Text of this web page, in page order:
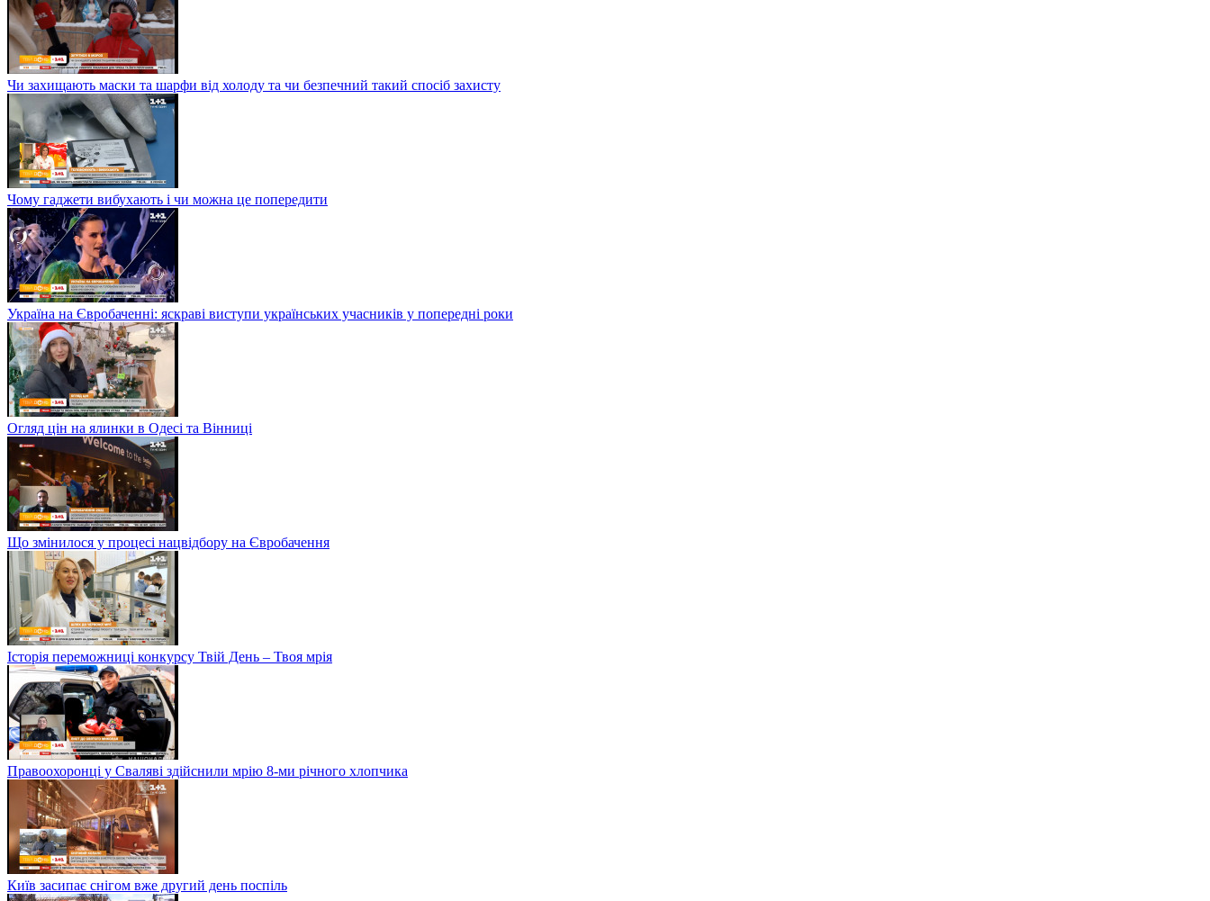
Чи захищають маски та шарфи від холоду та чи безпечний такий спосіб захисту
Чому гаджети вибухають і чи можна це попередити
Україна на Євробаченні: яскраві виступи українських учасників у попередні роки
Огляд цін на ялинки в Одесі та Вінниці
Що змінилося у процесі нацвідбору на Євробачення
Історія переможниці конкурсу Твій День – Твоя мрія
Правоохоронці у Сваляві здійснили мрію 8-ми річного хлопчика
Київ засипає снігом вже другий день поспіль